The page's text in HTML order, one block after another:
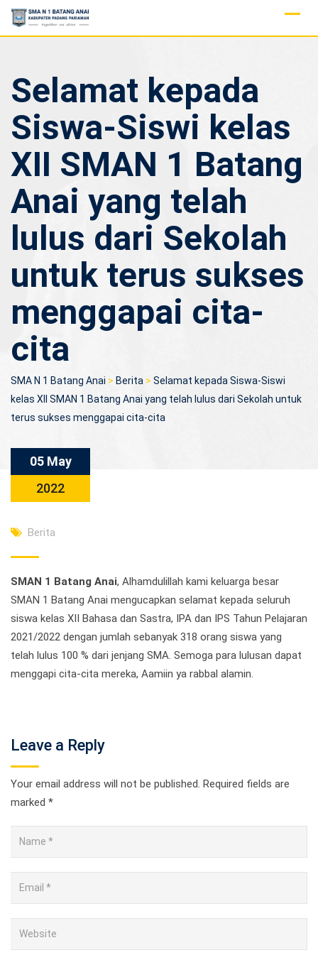
Skip
Selamat kepada
Siswa-Siswi kelas
XII SMAN 1 Batang
Anai yang telah
lulus dari Sekolah
untuk terus sukses
menggapai cita-
cita
SMA N 1 Batang Anai > Berita > Selamat kepada Siswa-Siswi
kelas XII SMAN 1 Batang Anai yang telah lulus dari Sekolah untuk
terus sukses menggapai cita-cita
05 May
2022
Berita
SMAN 1 Batang Anai, Alhamdulillah kami keluarga besar
SMAN 1 Batang Anai mengucapkan selamat kepada seluruh
siswa kelas XII Bahasa dan Sastra, IPA dan IPS Tahun Pelajaran
2021/2022 dengan jumlah sebanyak 318 orang siswa yang
telah lulus 100 % dari jenjang SMA. Semoga para lulusan dapat
menggapi cita-cita mereka, Aamiin ya rabbal alamin.
Leave a Reply
Your email address will not be published. Required fields are
marked *